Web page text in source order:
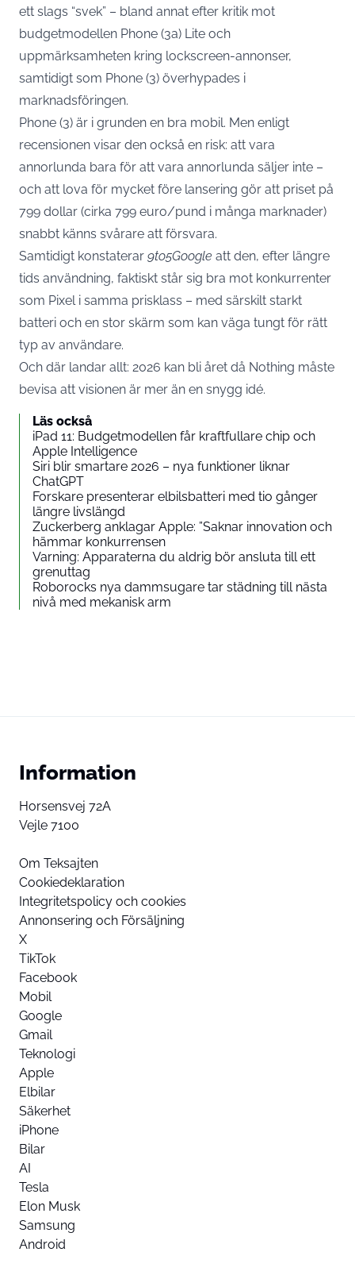
ett slags “svek” – bland annat efter kritik mot
budgetmodellen Phone (3a) Lite och
uppmärksamheten kring lockscreen-annonser,
samtidigt som Phone (3) överhypades i
marknadsföringen.
Phone (3) är i grunden en bra mobil. Men enligt
recensionen visar den också en risk: att vara
annorlunda bara för att vara annorlunda säljer inte –
och att lova för mycket före lansering gör att priset på
799 dollar (cirka 799 euro/pund i många marknader)
snabbt känns svårare att försvara.
Samtidigt konstaterar 9to5Google att den, efter längre
tids användning, faktiskt står sig bra mot konkurrenter
som Pixel i samma prisklass – med särskilt starkt
batteri och en stor skärm som kan väga tungt för rätt
typ av användare.
Och där landar allt: 2026 kan bli året då Nothing måste
bevisa att visionen är mer än en snygg idé.
Läs också
iPad 11: Budgetmodellen får kraftfullare chip och
Apple Intelligence
Siri blir smartare 2026 – nya funktioner liknar
ChatGPT
Forskare presenterar elbilsbatteri med tio gånger
längre livslängd
Zuckerberg anklagar Apple: ”Saknar innovation och
hämmar konkurrensen
Varning: Apparaterna du aldrig bör ansluta till ett
grenuttag
Roborocks nya dammsugare tar städning till nästa
nivå med mekanisk arm
Information
Horsensvej 72A
Vejle 7100
Om Teksajten
Cookiedeklaration
Integritetspolicy och cookies
Annonsering och Försäljning
X
TikTok
Facebook
Mobil
Google
Gmail
Teknologi
Apple
Elbilar
Säkerhet
iPhone
Bilar
AI
Tesla
Elon Musk
Samsung
Android